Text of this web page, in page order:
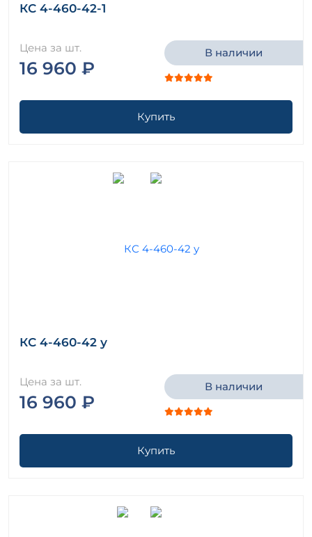
КС 4-460-42-1
Цена за шт.
16 960 ₽
В наличии
Купить
КС 4-460-42 у
Цена за шт.
16 960 ₽
В наличии
Купить